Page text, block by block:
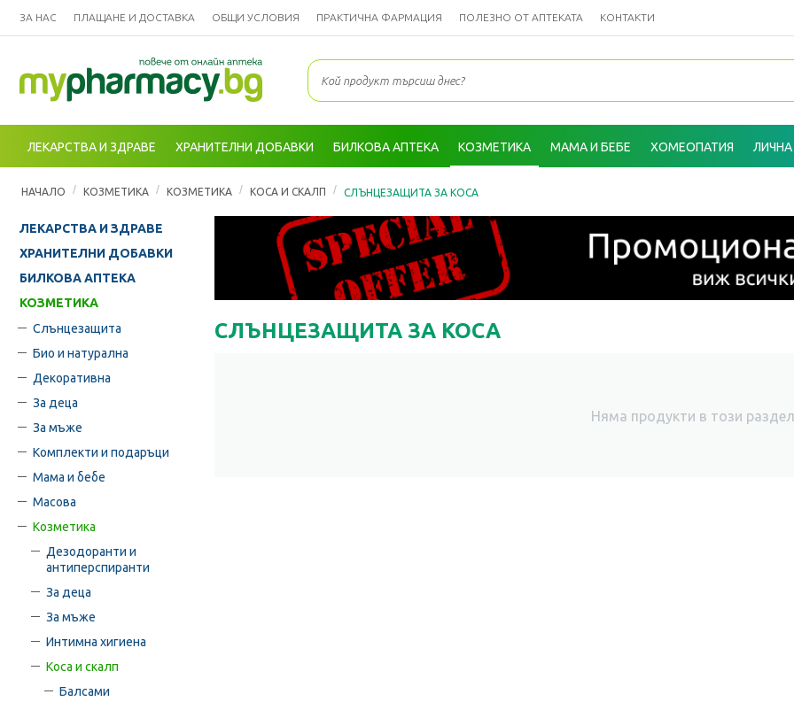
ЗА НАС ПЛАЩАНЕ И ДОСТАВКА ОБЩИ УСЛОВИЯ ПРАКТИЧНА ФАРМАЦИЯ ПОЛЕЗНО ОТ АПТЕКАТА КОНТАКТИ
ЛЕКАРСТВА И ЗДРАВЕ ХРАНИТЕЛНИ ДОБАВКИ БИЛКОВА АПТЕКА КОЗМЕТИКА МАМА И БЕБЕ ХОМЕОПАТИЯ
НАЧАЛО / КОЗМЕТИКА / КОЗМЕТИКА / КОСА И СКАЛП / СЛЪНЦЕЗАЩИТА ЗА КОСА
ЛЕКАРСТВА И ЗДРАВЕ
ХРАНИТЕЛНИ ДОБАВКИ
БИЛКОВА АПТЕКА
КОЗМЕТИКА
Слънцезащита
Био и натурална
Декоративна
За деца
За мъже
Комплекти и подаръци
Мама и бебе
Масова
Козметика
Дезодоранти и
антиперспиранти
За деца
За мъже
Интимна хигиена
Коса и скалп
Балсами
СЛЪНЦЕЗАЩИТА ЗА КОСА
Няма продукти в този раздел